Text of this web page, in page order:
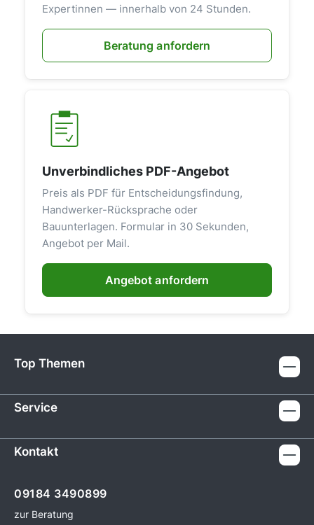
Expertinnen — innerhalb von 24 Stunden.
Beratung anfordern
Unverbindliches PDF-Angebot
Preis als PDF für Entscheidungsfindung,
Handwerker-Rücksprache oder
Bauunterlagen. Formular in 30 Sekunden,
Angebot per Mail.
Angebot anfordern
Top Themen
Service
Kontakt
09184 3490899
zur Beratung